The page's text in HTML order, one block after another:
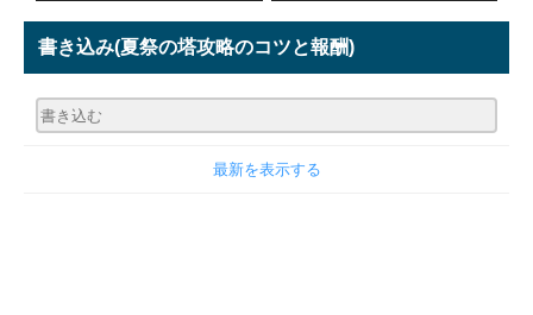
書き込み(夏祭の塔攻略のコツと報酬)
最新を表示する